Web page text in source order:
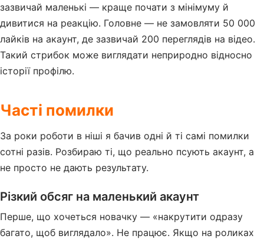
зазвичай маленькі — краще почати з мінімуму й
дивитися на реакцію. Головне — не замовляти 50 000
лайків на акаунт, де зазвичай 200 переглядів на відео.
Такий стрибок може виглядати неприродно відносно
історії профілю.
Часті помилки
За роки роботи в ніші я бачив одні й ті самі помилки
сотні разів. Розбираю ті, що реально псують акаунт, а
не просто не дають результату.
Різкий обсяг на маленький акаунт
Перше, що хочеться новачку — «накрутити одразу
багато, щоб виглядало». Не працює. Якщо на роликах